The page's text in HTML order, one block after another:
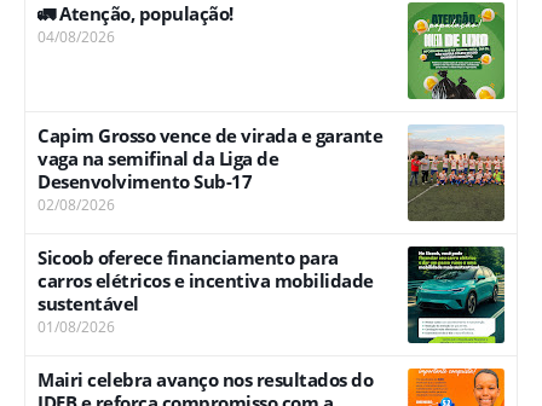
🚛 Atenção, população!
04/08/2026
Capim Grosso vence de virada e garante
vaga na semifinal da Liga de
Desenvolvimento Sub-17
02/08/2026
Sicoob oferece financiamento para
carros elétricos e incentiva mobilidade
sustentável
01/08/2026
Mairi celebra avanço nos resultados do